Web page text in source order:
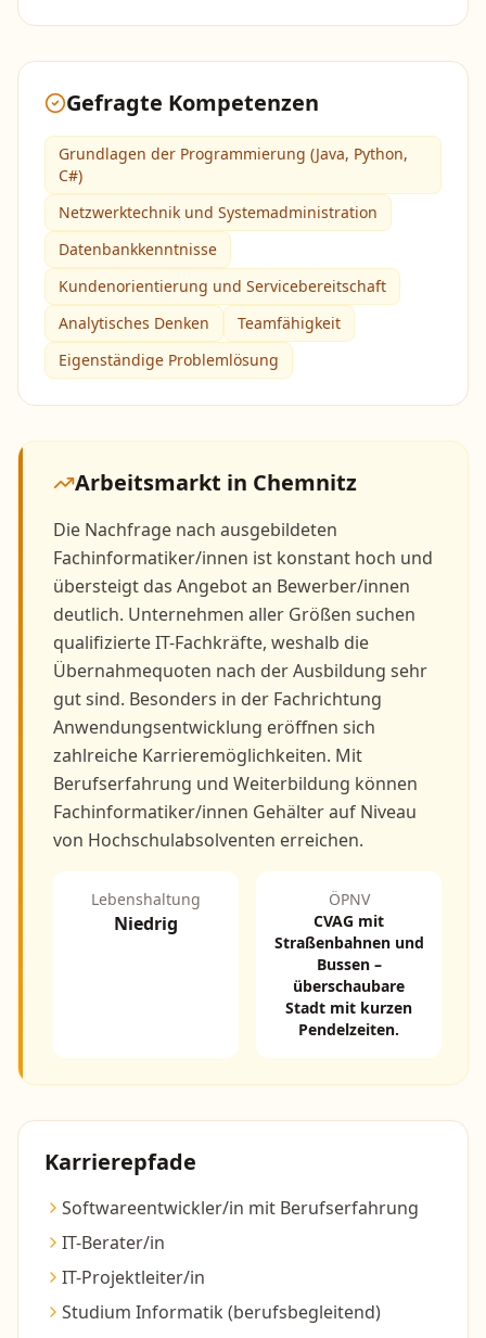
Gefragte Kompetenzen
Grundlagen der Programmierung (Java, Python,
C#)
Netzwerktechnik und Systemadministration
Datenbankkenntnisse
Kundenorientierung und Servicebereitschaft
Analytisches Denken
Teamfähigkeit
Eigenständige Problemlösung
Arbeitsmarkt in Chemnitz
Die Nachfrage nach ausgebildeten
Fachinformatiker/innen ist konstant hoch und
übersteigt das Angebot an Bewerber/innen
deutlich. Unternehmen aller Größen suchen
qualifizierte IT-Fachkräfte, weshalb die
Übernahmequoten nach der Ausbildung sehr
gut sind. Besonders in der Fachrichtung
Anwendungsentwicklung eröffnen sich
zahlreiche Karrieremöglichkeiten. Mit
Berufserfahrung und Weiterbildung können
Fachinformatiker/innen Gehälter auf Niveau
von Hochschulabsolventen erreichen.
Lebenshaltung
Niedrig
ÖPNV
CVAG mit
Straßenbahnen und
Bussen –
überschaubare
Stadt mit kurzen
Pendelzeiten.
Karrierepfade
Softwareentwickler/in mit Berufserfahrung
IT-Berater/in
IT-Projektleiter/in
Studium Informatik (berufsbegleitend)